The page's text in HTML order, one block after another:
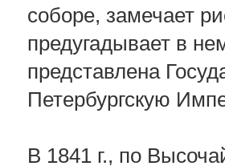
соборе, замечает
предугадывает в
представлена
Петербургскую
В 1841 г., по